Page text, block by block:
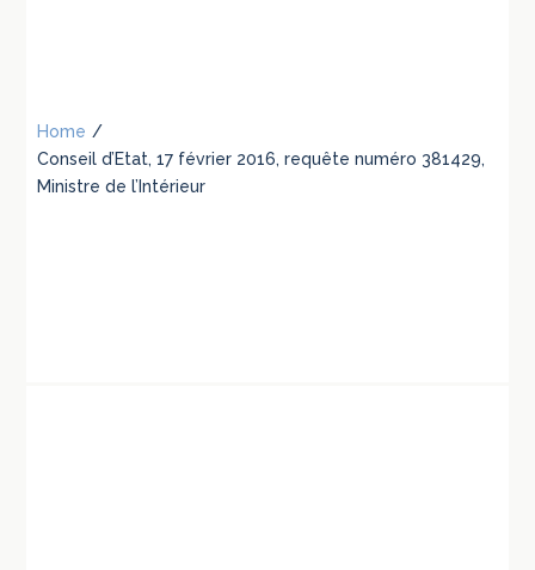
Home /
Conseil d’Etat, 17 février 2016, requête numéro 381429,
Ministre de l’Intérieur